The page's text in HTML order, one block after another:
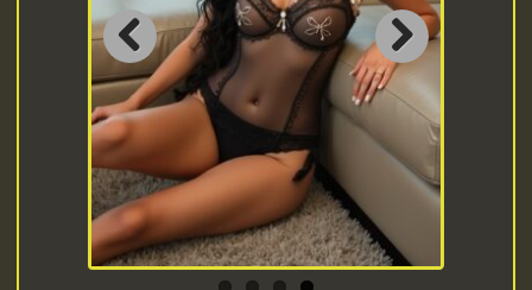
Previous Next